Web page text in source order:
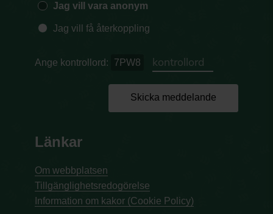
Jag vill vara anonym
Jag vill få återkoppling
Ange kontrollord: 7PW8
Skicka meddelande
Länkar
Om webbplatsen
Tillgänglighetsredogörelse
Information om kakor (Cookie Policy)